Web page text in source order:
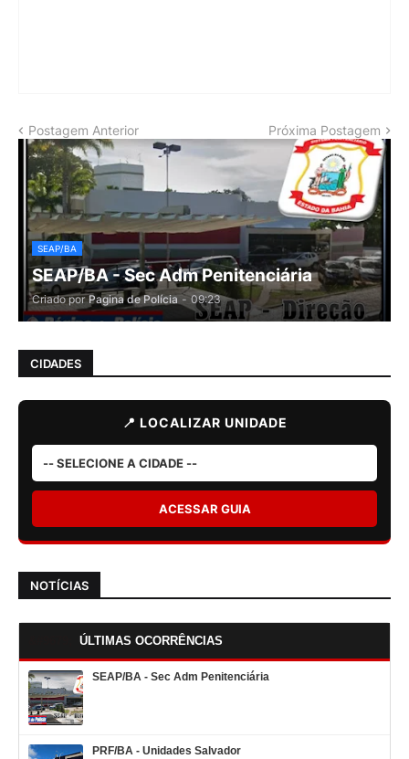
Postagem Anterior Próxima Postagem
SEAP/BA
SEAP/BA - Sec Adm Penitenciária
Criado por Pagina de Polícia - 09:23
CIDADES
📍 LOCALIZAR UNIDADE
ACESSAR GUIA
NOTÍCIAS
ÚLTIMAS OCORRÊNCIAS
SEAP/BA - Sec Adm Penitenciária
PRF/BA - Unidades Salvador